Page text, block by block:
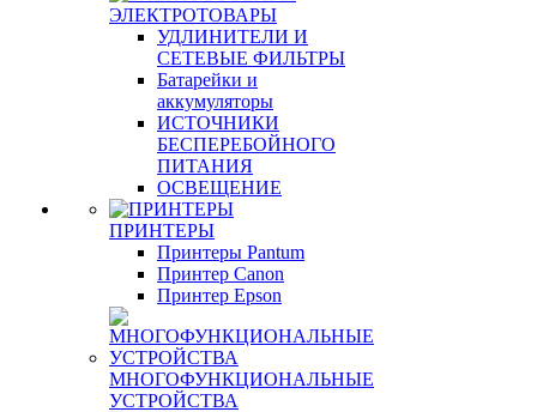
ЭЛЕКТРОТОВАРЫ
УДЛИНИТЕЛИ И
СЕТЕВЫЕ ФИЛЬТРЫ
Батарейки и
аккумуляторы
ИСТОЧНИКИ
БЕСПЕРЕБОЙНОГО
ПИТАНИЯ
ОСВЕЩЕНИЕ
ПРИНТЕРЫ
Принтеры Pantum
Принтер Canon
Принтер Epson
МНОГОФУНКЦИОНАЛЬНЫЕ
УСТРОЙСТВА